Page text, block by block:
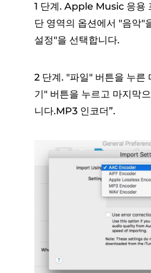
1 단계. Apple Music 응용
단 영역의 옵션에서 "음악"
설정"을 선택합니다.
2 단계. "파일" 버튼을 누른
기" 버튼을 누르고 마지막
니다.MP3 인코더”.